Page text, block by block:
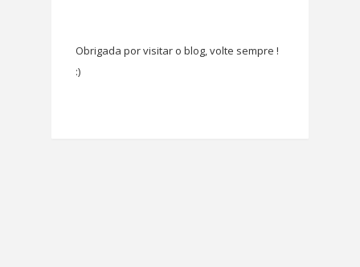
Obrigada por visitar o blog, volte sempre !
:)